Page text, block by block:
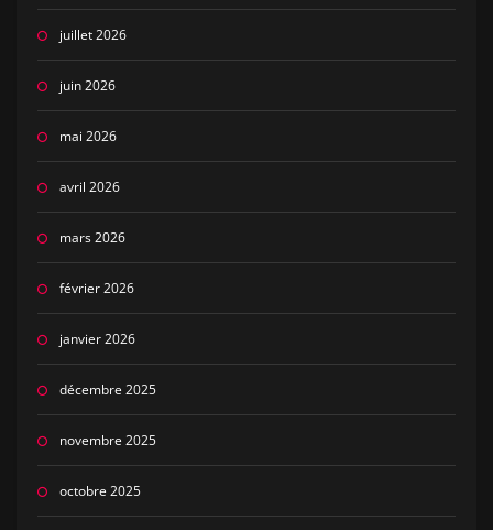
juillet 2026
juin 2026
mai 2026
avril 2026
mars 2026
février 2026
janvier 2026
décembre 2025
novembre 2025
octobre 2025